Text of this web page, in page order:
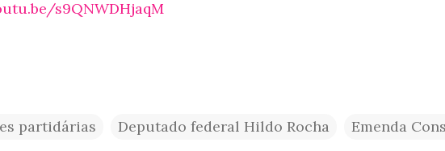
s9QNWDHjaqM
partidárias Deputado federal Hildo Rocha Emenda